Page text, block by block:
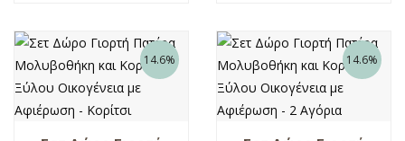
14.6% 14.6%